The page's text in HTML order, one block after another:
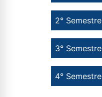
4° Semestre
3° Semestre
2° Semestre